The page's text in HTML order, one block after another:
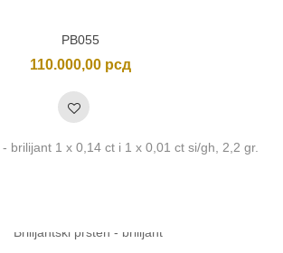
PB055
110.000,00 рсд
brilijant 1 x 0,14 ct i 1 x 0,01 ct si/gh, 2,2 gr.